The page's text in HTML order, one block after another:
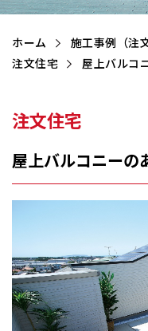
ホーム
施工事例（注
注文住宅
屋上バルコ
注文住宅
屋上バルコニーの